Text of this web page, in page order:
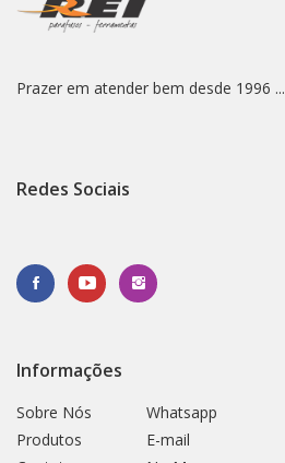
Prazer em atender bem desde 1996 ...
Redes Sociais
Informações
Sobre Nós
Produtos
Whatsapp
E-mail